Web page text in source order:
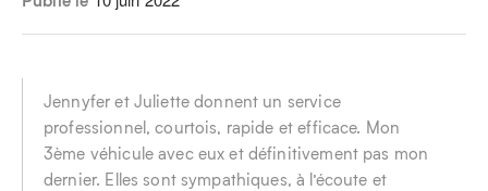
Jennyfer et Juliette donnent un service
professionnel, courtois, rapide et efficace. Mon
3ème véhicule avec eux et définitivement pas mon
dernier. Elles sont sympathiques, à l’écoute et